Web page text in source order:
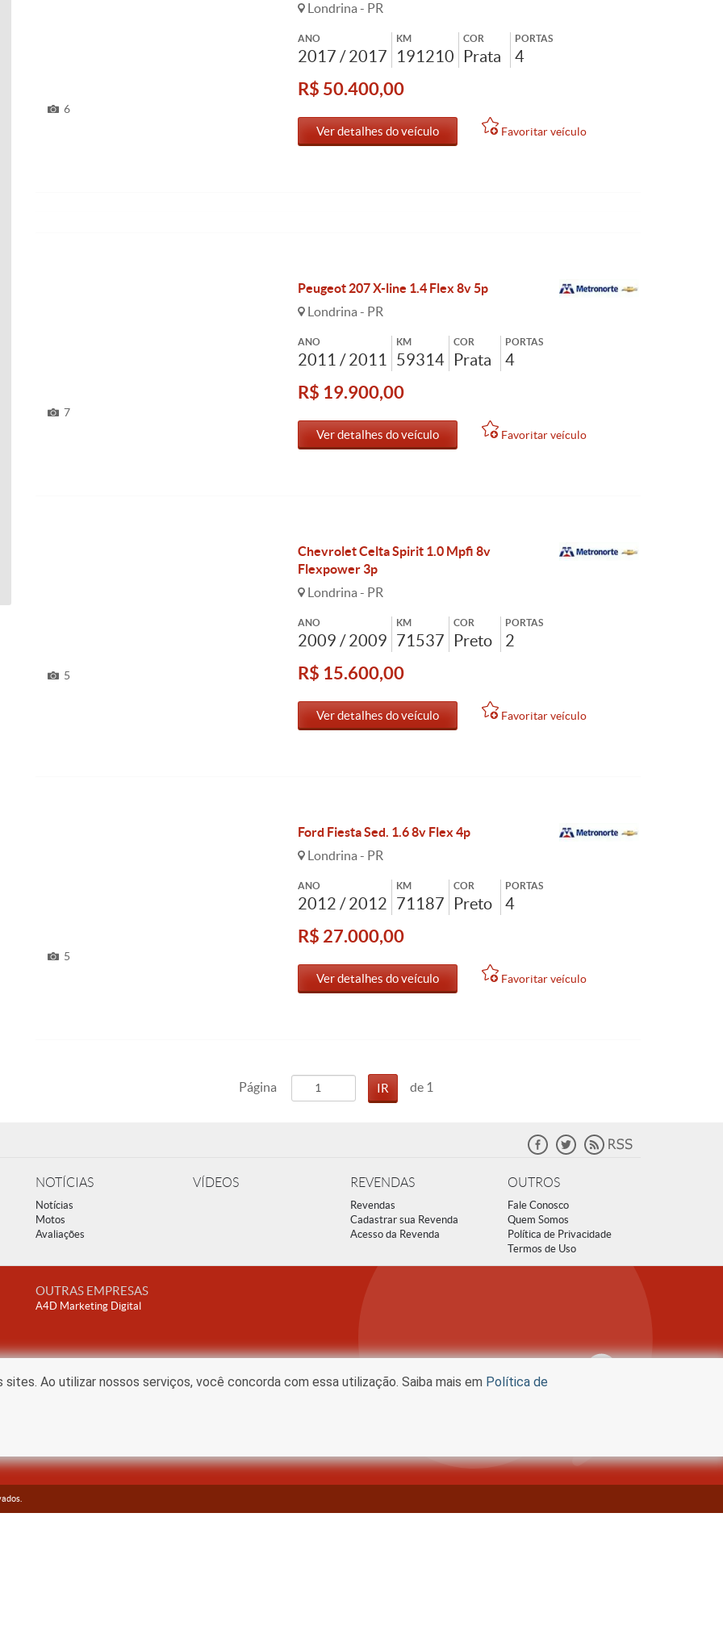
6
Londrina - PR
ANO
2017 / 2017
KM
191210
COR
Prata
PORTAS
4
R$ 50.400,00
Ver detalhes do veículo Favoritar veículo
7
Peugeot 207 X-line 1.4 Flex 8v 5p
Londrina - PR
ANO
2011 / 2011
KM
59314
COR
Prata
PORTAS
4
R$ 19.900,00
Ver detalhes do veículo Favoritar veículo
5
Chevrolet Celta Spirit 1.0 Mpfi 8v
Flexpower 3p
Londrina - PR
ANO
2009 / 2009
KM
71537
COR
Preto
PORTAS
2
R$ 15.600,00
Ver detalhes do veículo Favoritar veículo
5
Ford Fiesta Sed. 1.6 8v Flex 4p
Londrina - PR
ANO
2012 / 2012
KM
71187
COR
Preto
PORTAS
4
R$ 27.000,00
Ver detalhes do veículo Favoritar veículo
Página de 1
NOTÍCIAS
Notícias
Motos
Avaliações
VÍDEOS REVENDAS
Revendas
Cadastrar sua Revenda
Acesso da Revenda
OUTROS
Fale Conosco
Quem Somos
Política de Privacidade
Termos de Uso
OUTRAS EMPRESAS
A4D Marketing Digital
Ao utilizar nossos serviços, você concorda com essa utilização. Saiba mais em Política de